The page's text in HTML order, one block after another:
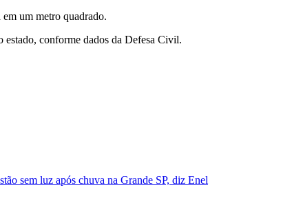
um metro quadrado.
estado, conforme dados da Defesa Civil.
sem luz após chuva na Grande SP, diz Enel